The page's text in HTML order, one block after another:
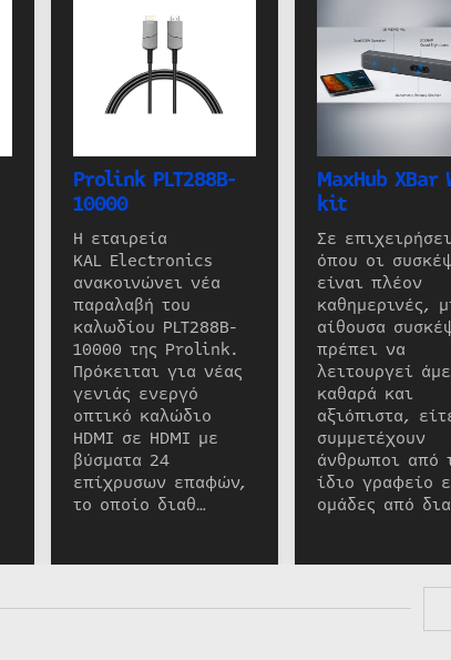
Prolink PLT288B-
10000
Η εταιρεία
KAL Electronics
ανακοινώνει νέα
παραλαβή του
καλωδίου PLT288B-
10000 της Prolink.
Πρόκειται για νέας
γενιάς ενεργό
οπτικό καλώδιο
HDMI σε HDMI με
βύσματα 24
επίχρυσων επαφών,
το οποίο διαθ…
MaxHub XBar
kit
Σε
όπου οι
είναι πλέον
καθημερινές,
αίθουσα
πρέπει να
λειτουργεί
καθαρά και
αξιόπιστα,
συμμετέχουν
άνθρωποι από
ίδιο γραφείο
ομάδες από